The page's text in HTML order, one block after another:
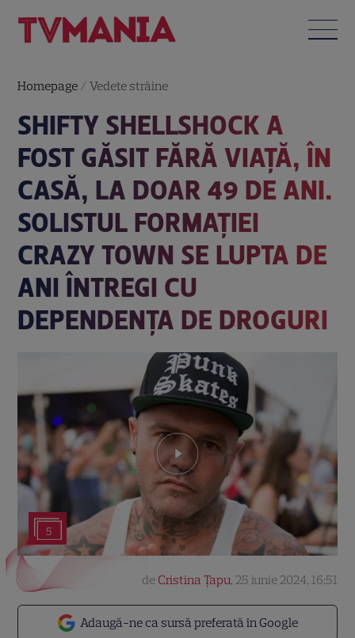
Homepage /Vedete străine
SHIFTY SHELLSHOCK A
FOST GĂSIT FĂRĂ VIAȚĂ, ÎN
CASĂ, LA DOAR 49 DE ANI.
SOLISTUL FORMAȚIEI
CRAZY TOWN SE LUPTA DE
ANI ÎNTREGI CU
DEPENDENȚA DE DROGURI
5
Adaugă-ne ca sursă preferată în Google
de Cristina Țapu, 25 iunie 2024, 16:51